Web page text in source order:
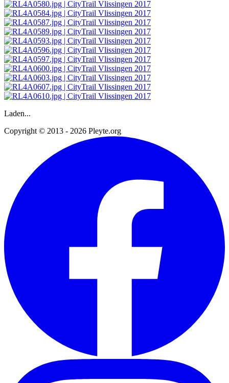
Laden...
Copyright © 2013 - 2026 Pleyte.org